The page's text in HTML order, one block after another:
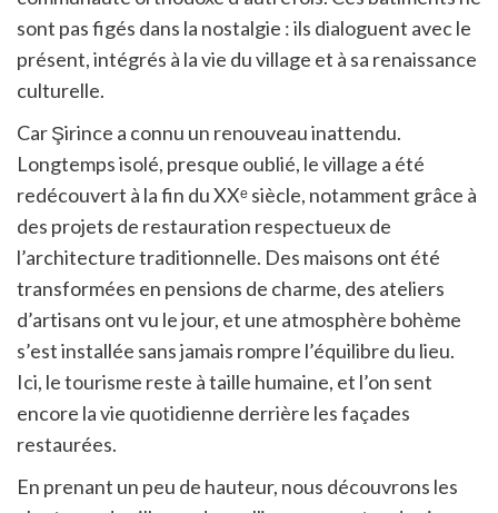
sont pas figés dans la nostalgie : ils dialoguent avec le
présent, intégrés à la vie du village et à sa renaissance
culturelle.
Car Şirince a connu un renouveau inattendu.
Longtemps isolé, presque oublié, le village a été
redécouvert à la fin du XXᵉ siècle, notamment grâce à
des projets de restauration respectueux de
l’architecture traditionnelle. Des maisons ont été
transformées en pensions de charme, des ateliers
d’artisans ont vu le jour, et une atmosphère bohème
s’est installée sans jamais rompre l’équilibre du lieu.
Ici, le tourisme reste à taille humaine, et l’on sent
encore la vie quotidienne derrière les façades
restaurées.
En prenant un peu de hauteur, nous découvrons les